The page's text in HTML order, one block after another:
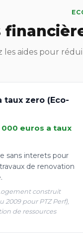
les aides pour
taux zero (Eco-
000 euros a taux
sans interets pour
de renovation
construit
2009 pour PTZ Perf),
de ressources